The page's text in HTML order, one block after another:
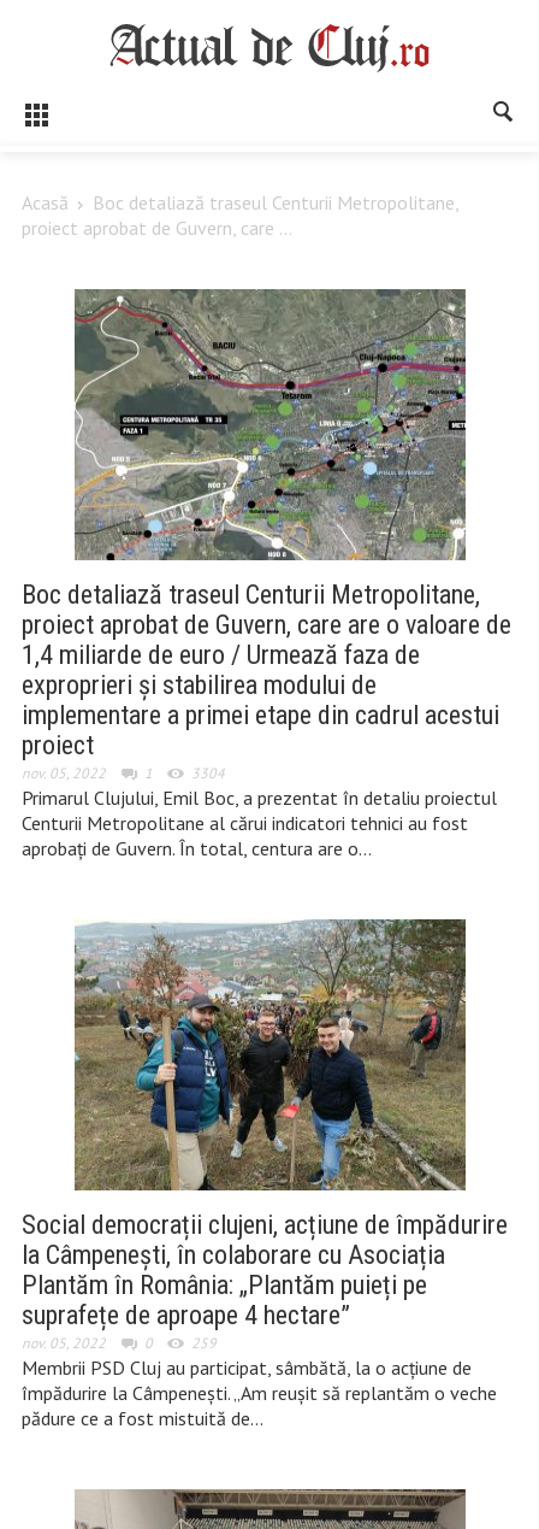
Acasă
Boc detaliază traseul Centurii Metropolitane,
proiect aprobat de Guvern, care ...
Boc detaliază traseul Centurii Metropolitane,
proiect aprobat de Guvern, care are o valoare de
1,4 miliarde de euro / Urmează faza de
exproprieri și stabilirea modului de
implementare a primei etape din cadrul acestui
proiect
nov. 05, 2022 1 3304
Primarul Clujului, Emil Boc, a prezentat în detaliu proiectul
Centurii Metropolitane al cărui indicatori tehnici au fost
aprobați de Guvern. În total, centura are o…
Social democrații clujeni, acțiune de împădurire
la Câmpenești, în colaborare cu Asociația
Plantăm în România: „Plantăm puieți pe
suprafețe de aproape 4 hectare”
nov. 05, 2022 0 259
Membrii PSD Cluj au participat, sâmbătă, la o acțiune de
împădurire la Câmpenești. „Am reușit să replantăm o veche
pădure ce a fost mistuită de…